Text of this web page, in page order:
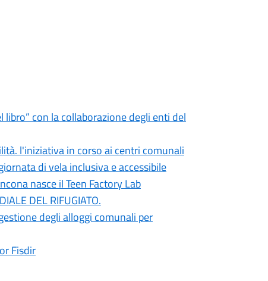
libro” con la collaborazione degli enti del
l'iniziativa in corso ai centri comunali
di vela inclusiva e accessibile
nasce il Teen Factory Lab
DEL RIFUGIATO.
degli alloggi comunali per
Fisdir